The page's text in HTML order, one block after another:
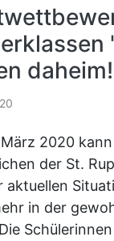
März 2020
der St.
aktuellen
in der